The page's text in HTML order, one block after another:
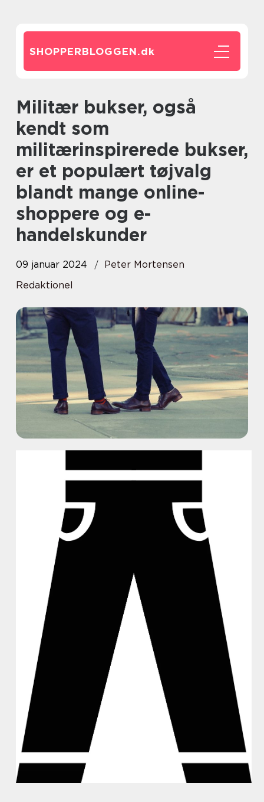
SHOPPERBLOGGEN.dk
Militær bukser, også
kendt som
militærinspirerede bukser,
er et populært tøjvalg
blandt mange online-
shoppere og e-
handelskunder
09 januar 2024
Peter Mortensen
Redaktionel